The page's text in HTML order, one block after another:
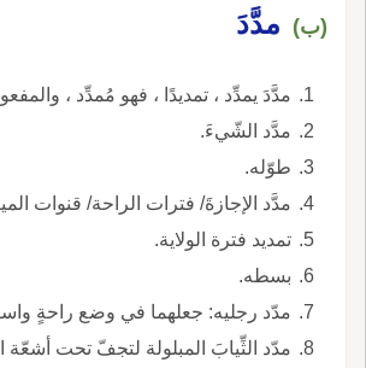
(ب) مدَّدَ
مدَّدَ يمدِّد ، تمديدًا ، فهو مُمدِّد ،
مدَّد الشّيءَ.
طوّله.
مدَّد الإجازةَ/ فترات الراحة/ قنوات
تمديد فترة الولاية.
بسطه.
مدّد رجليه: جعلهما في وضع راحةٍ
مدّد الثِّيابَ المبلولة لتجفّ تحت